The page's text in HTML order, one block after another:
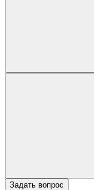
Задать вопрос